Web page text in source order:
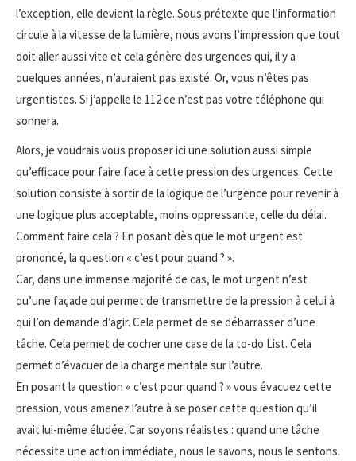
l’exception, elle devient la règle. Sous prétexte que l’information
circule à la vitesse de la lumière, nous avons l’impression que tout
doit aller aussi vite et cela génère des urgences qui, il y a
quelques années, n’auraient pas existé. Or, vous n’êtes pas
urgentistes. Si j’appelle le 112 ce n’est pas votre téléphone qui
sonnera.
Alors, je voudrais vous proposer ici une solution aussi simple
qu’efficace pour faire face à cette pression des urgences. Cette
solution consiste à sortir de la logique de l’urgence pour revenir à
une logique plus acceptable, moins oppressante, celle du délai.
Comment faire cela ? En posant dès que le mot urgent est
prononcé, la question « c’est pour quand ? ».
Car, dans une immense majorité de cas, le mot urgent n’est
qu’une façade qui permet de transmettre de la pression à celui à
qui l’on demande d’agir. Cela permet de se débarrasser d’une
tâche. Cela permet de cocher une case de la to-do List. Cela
permet d’évacuer de la charge mentale sur l’autre.
En posant la question « c’est pour quand ? » vous évacuez cette
pression, vous amenez l’autre à se poser cette question qu’il
avait lui-même éludée. Car soyons réalistes : quand une tâche
nécessite une action immédiate, nous le savons, nous le sentons.